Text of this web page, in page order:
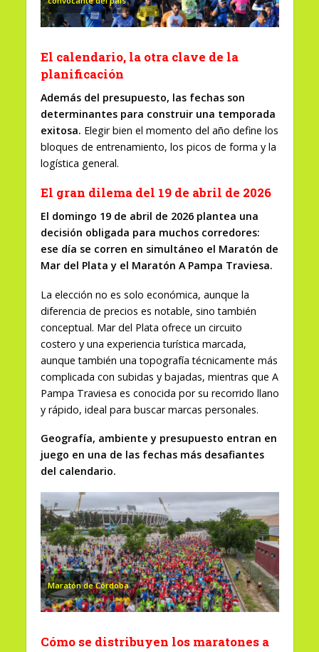
El calendario, la otra clave de la
planificación
Además del presupuesto, las fechas son
determinantes para construir una temporada
exitosa. Elegir bien el momento del año define los
bloques de entrenamiento, los picos de forma y la
logística general.
El gran dilema del 19 de abril de 2026
El domingo 19 de abril de 2026 plantea una
decisión obligada para muchos corredores:
ese día se corren en simultáneo el Maratón de
Mar del Plata y el Maratón A Pampa Traviesa.
La elección no es solo económica, aunque la
diferencia de precios es notable, sino también
conceptual. Mar del Plata ofrece un circuito
costero y una experiencia turística marcada,
aunque también una topografía técnicamente más
complicada con subidas y bajadas, mientras que A
Pampa Traviesa es conocida por su recorrido llano
y rápido, ideal para buscar marcas personales.
Geografía, ambiente y presupuesto entran en
juego en una de las fechas más desafiantes
del calendario.
Maratón de Córdoba
Cómo se distribuyen los maratones a